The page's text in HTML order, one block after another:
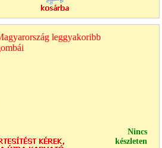
leggyakoribb
Nincs
készleten